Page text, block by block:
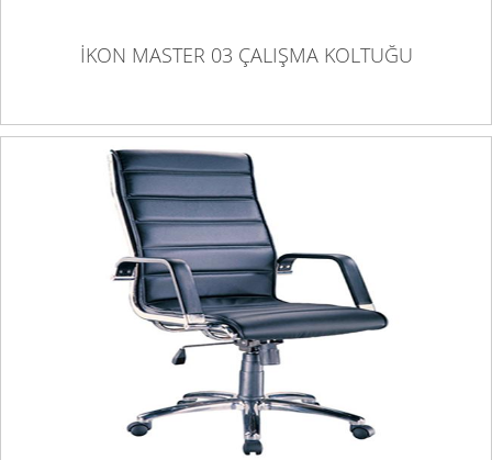
İKON MASTER 03 ÇALIŞMA KOLTUĞU
İKON MUX 01 ÇALIŞMA KOLTUĞU